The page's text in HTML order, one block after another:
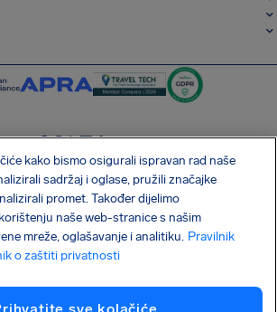
SocialFacebook
SocialTwitter
SocialInstagram
SocialLinkedin
NAŠU BESPLATNU APLIKACIJU
zaštiti privatnosti Kolačići
kako bismo osigurali ispravan rad naše
sadržaj i oglase, pružili značajke
promet. Također dijelimo
naše web-stranice s našim
mreže, oglašavanje i analitiku. Pravilnik
o zaštiti privatnosti
sve kolačiće